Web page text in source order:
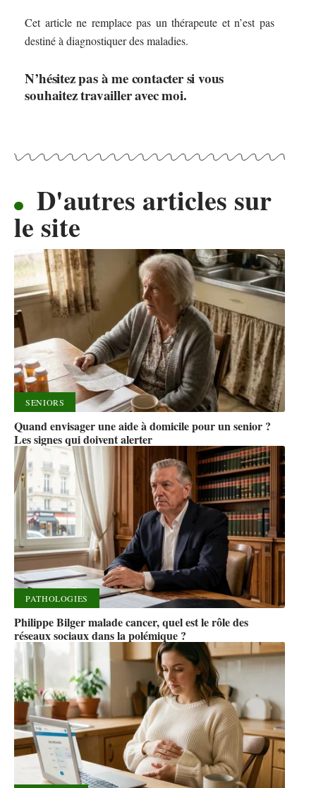
Cet article ne remplace pas un thérapeute et n’est pas
destiné à diagnostiquer des maladies.
N’hésitez pas à me contacter si vous
souhaitez travailler avec moi.
D'autres articles sur
le site
SENIORS
Quand envisager une aide à domicile pour un senior ?
Les signes qui doivent alerter
PATHOLOGIES
Philippe Bilger malade cancer, quel est le rôle des
réseaux sociaux dans la polémique ?